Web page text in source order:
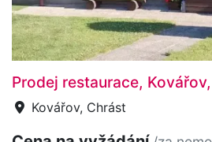
Prodej restaurace,
Kovářov, Chrást